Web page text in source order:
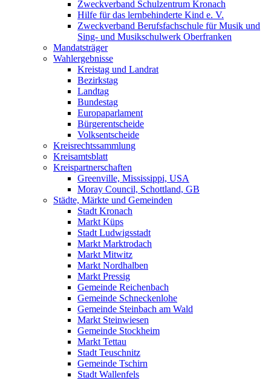
Zweckverband Schulzentrum Kronach
Hilfe für das lernbehinderte Kind e. V.
Zweckverband Berufsfachschule für Musik und
Sing- und Musikschulwerk Oberfranken
Mandatsträger
Wahlergebnisse
Kreistag und Landrat
Bezirkstag
Landtag
Bundestag
Europaparlament
Bürgerentscheide
Volksentscheide
Kreisrechtssammlung
Kreisamtsblatt
Kreispartnerschaften
Greenville, Mississippi, USA
Moray Council, Schottland, GB
Städte, Märkte und Gemeinden
Stadt Kronach
Markt Küps
Stadt Ludwigsstadt
Markt Marktrodach
Markt Mitwitz
Markt Nordhalben
Markt Pressig
Gemeinde Reichenbach
Gemeinde Schneckenlohe
Gemeinde Steinbach am Wald
Markt Steinwiesen
Gemeinde Stockheim
Markt Tettau
Stadt Teuschnitz
Gemeinde Tschirn
Stadt Wallenfels